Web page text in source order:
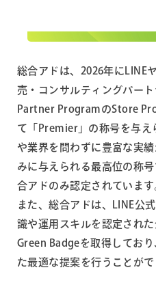
総合アドは、2026年にLINE
売・コンサルティングパー
Partner ProgramのStore
て「Premier」の称号を与え
や業界を問わずに豊富な実
みに与えられる最高位の称
合アドのみ認定されています
また、総合アドは、LINE公
識や運用スキルを認定され
Green Badgeを取得してお
た最適な提案を行うことがで